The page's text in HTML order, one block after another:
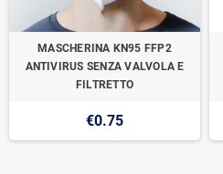
MASCHERINA KN95 FFP2
ANTIVIRUS SENZA VALVOLA E
FILTRETTO
€0.75